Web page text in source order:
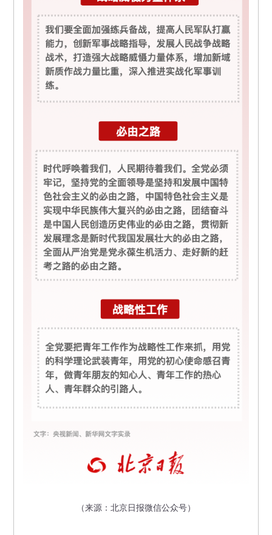
（来源：北京日报微信公众号）